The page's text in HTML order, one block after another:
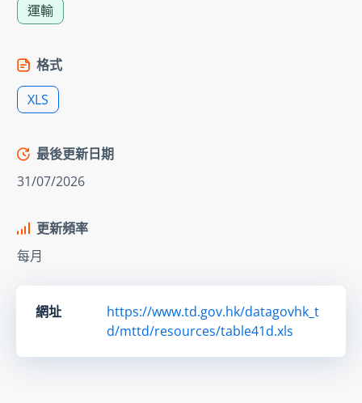
運輸
格式
XLS
最後更新日期
31/07/2026
更新頻率
每月
網址
https://www.td.gov.hk/datagovhk_t
d/mttd/resources/table41d.xls